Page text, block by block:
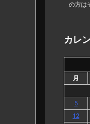
の方は
カレ
月
5
12